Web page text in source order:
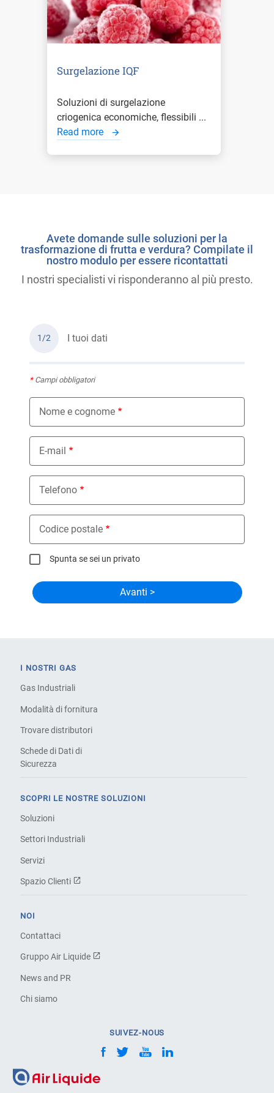
Surgelazione IQF
Soluzioni di surgelazione
criogenica economiche, flessibili ...
Read more
Avete domande sulle soluzioni per la
trasformazione di frutta e verdura? Compilate il
nostro modulo per essere ricontattati
I nostri specialisti vi risponderanno al più presto.
1/2 I tuoi dati
*Campi obbligatori
Nome e cognome
E-mail
Telefono
Codice postale
Spunta se sei un privato
I NOSTRI GAS
Gas Industriali
Modalità di fornitura
Trovare distributori
Schede di Dati di
Sicurezza
SCOPRI LE NOSTRE SOLUZIONI
Soluzioni
Settori Industriali
Servizi
Spazio Clienti
NOI
Contattaci
Gruppo Air Liquide
News and PR
Chi siamo
SUIVEZ-NOUS